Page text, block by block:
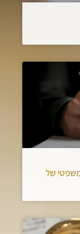
של